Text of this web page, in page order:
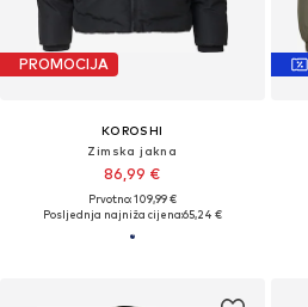
PROMOCIJA
KOROSHI
Zimska jakna
86,99 €
Prvotno: 109,99 €
Posljednja najniža cijena:65,24 €